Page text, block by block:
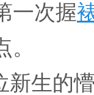
一次握
新生的